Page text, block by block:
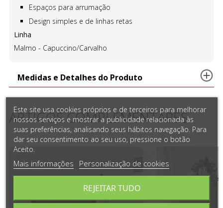
Espaços para arrumação
Design simples e de linhas retas
Linha
Malmo - Capuccino/Carvalho
Medidas e Detalhes do Produto
ARTIGOS COMPLEMENTARES
Este site usa cookies próprios e de terceiros para melhorar
nossos serviços e mostrar a publicidade relacionada às
suas preferências, analisando seus hábitos navegação. Para
dar seu consentimento ao seu uso, pressione o botão
Aceito.
Mais informações Personalização de cookies
REJEITAR TUDO